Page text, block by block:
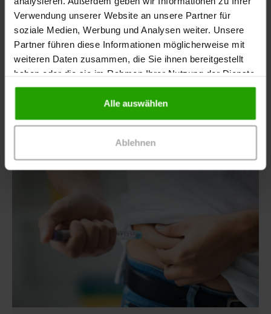
Verwendung unserer Website an unsere Partner für
soziale Medien, Werbung und Analysen weiter. Unsere
Partner führen diese Informationen möglicherweise mit
weiteren Daten zusammen, die Sie ihnen bereitgestellt
haben oder die sie im Rahmen Ihrer Nutzung der Dienste
gesammelt haben.
Alle auswählen
Ablehnen
Urlaub
Die Weltgesundheitsorganisation (WHO) schätzt,
dass in manchen Ländern mehr als jedes zehnte
Medikament gefälscht ist oder nicht den
deutschen…